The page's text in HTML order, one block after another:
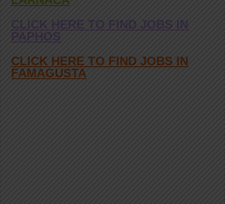
CLICK HERE TO FIND JOBS IN
PAPHOS
CLICK HERE TO FIND JOBS IN
FAMAGUSTA